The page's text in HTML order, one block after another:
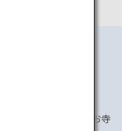
ビジネスホテル、お寺